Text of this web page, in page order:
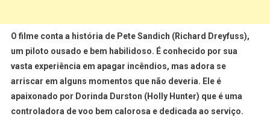
O filme conta a história de Pete Sandich (Richard Dreyfuss),
um piloto ousado e bem habilidoso. É conhecido por sua
vasta experiência em apagar incêndios, mas adora se
arriscar em alguns momentos que não deveria. Ele é
apaixonado por Dorinda Durston (Holly Hunter) que é uma
controladora de voo bem calorosa e dedicada ao serviço.